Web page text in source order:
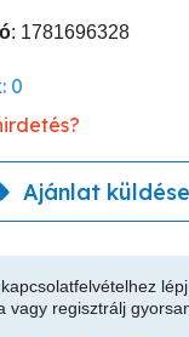
: 1781696328
0
Ajánlat küldése
vagy regisztrálj